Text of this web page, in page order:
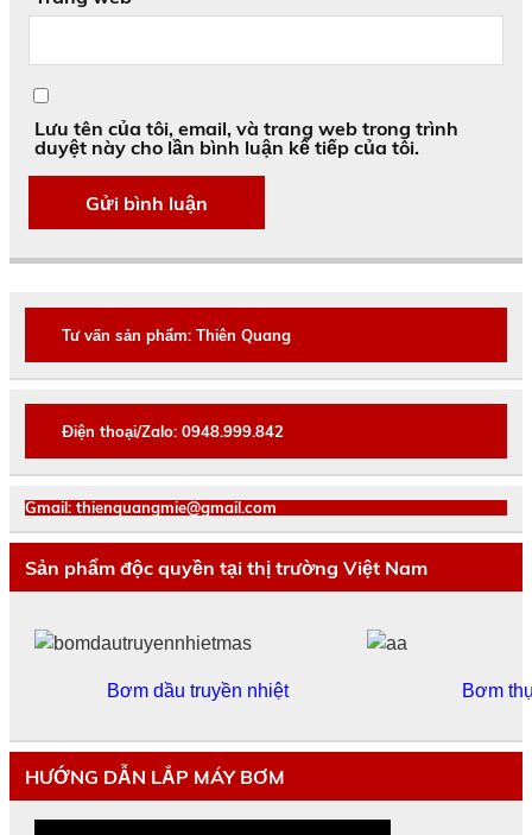
Lưu tên của tôi, email, và trang web trong trình
duyệt này cho lần bình luận kế tiếp của tôi.
Tư vấn sản phẩm: Thiên Quang
Điện thoại/Zalo: 0948.999.842
Gmail: thienquangmie@gmail.com
Sản phẩm độc quyền tại thị trường Việt Nam
Bơm dầu truyền nhiệt Bơm
HƯỚNG DẪN LẮP MÁY BƠM